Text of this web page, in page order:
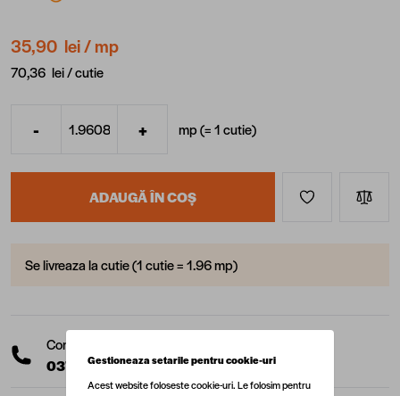
35,90 lei/ mp
70,36 lei /cutie
Cantitate
- + mp (=1cutie)
ADAUGĂ ÎN COȘ
Se livreaza la cutie (1 cutie = 1.96 mp)
Comanda telefonic la:
0377 10 22 22(L-V: 08:00 - 17:00)
Gestioneaza setarile pentru cookie-uri
Acest website foloseste cookie-uri. Le folosim pentru